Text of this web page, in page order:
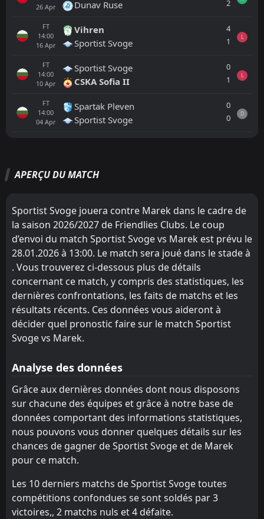
26 Apr Dunav Ruse 2
FT
14:00
16 Apr
Vihren
Sportist Svoge
4
1
L
FT
14:00
10 Apr
Sportist Svoge
CSKA Sofia II
0
1
L
FT
14:00
04 Apr
Spartak Pleven
Sportist Svoge
0
0
D
17:45
Etar Veliko Tarnovo
Marek
FT
17:00
01Aug
Spartak Pleven
Marek
1
FT
17:00
25 Jul
Fratria
CANCELLED
Rilski Sportist
16:00
Marek
0
FT
27Jun
Septemvri Sofia
Marek
3
0
15:00
Marek
FT
15:00
15May
Hebar 1918
Marek
APERÇU DU MATCH
Sportist Svoge jouera contre Marek dans le cadre de
la saison 2026/2027 de Friendlies Clubs. Le coup
d’envoi du match Sportist Svoge vs Marek est prévu le
28.01.2026 à 13:00. Le match sera joué dans le stade à
. Vous trouverez ci-dessous plus de détails
concernant ce match, y compris des statistiques, les
dernières confrontations, les faits de matchs et les
résultats récents. Ces données vous aideront à
décider quel pronostic faire sur le match Sportist
Svoge vs Marek.
Analyse des données
Grâce aux dernières données dont nous disposons
sur chacune des équipes et grâce à notre base de
données comportant des informations statistiques,
nous pouvons vous donner quelques détails sur les
chances de gagner de Sportist Svoge et de Marek
pour ce match.
Les 10 derniers matchs de Sportist Svoge toutes
compétitions confondues se sont soldés par 3
victoires,, 2 matchs nuls et 4 défaite.